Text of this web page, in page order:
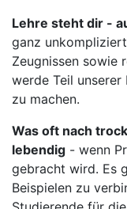
Lehre steht dir -
ganz
Zeugnissen sowie
werde Teil
zu machen.
Was oft nach
lebendig - wenn
gebracht wird. Es
Beispielen zu